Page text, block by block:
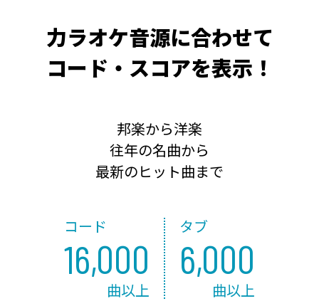
力ラオケ音源に合わせて
コード・スコアを表示！
邦楽から洋楽
往年の名曲から
最新のヒット曲まで
コード
16,000
曲以上
タブ
6,000
曲以上